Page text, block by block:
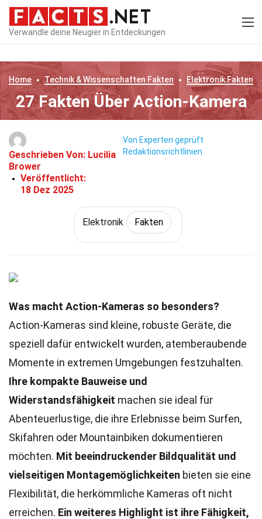
Verwandle deine Neugier in Entdeckungen
Home Technik & Wissenschaften Fakten ElektronikFakten
27 Fakten Über Action-Kamera
Geschrieben Von: Lucilia
Brower
Veröffentlicht:
18 Dez 2025
Von Experten geprüft
Redaktionsrichtlinien
Elektronik Fakten
Was macht Action-Kameras so besonders?
Action-Kameras sind kleine, robuste Geräte, die
speziell dafür entwickelt wurden, atemberaubende
Momente in extremen Umgebungen festzuhalten.
Ihre kompakte Bauweise und
Widerstandsfähigkeit machen sie ideal für
Abenteuerlustige, die ihre Erlebnisse beim Surfen,
Skifahren oder Mountainbiken dokumentieren
möchten. Mit beeindruckender Bildqualität und
vielseitigen Montagemöglichkeiten bieten sie eine
Flexibilität, die herkömmliche Kameras oft nicht
erreichen. Ein weiteres Highlight ist ihre Fähigkeit,